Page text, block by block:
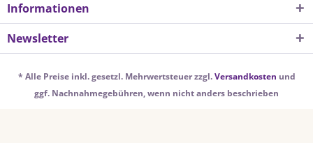
Informationen
Newsletter
* Alle Preise inkl. gesetzl. Mehrwertsteuer zzgl.Versandkosten und
ggf. Nachnahmegebühren, wenn nicht anders beschrieben